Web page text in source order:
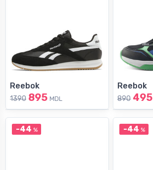
Reebok
1390 895 MDL
Reebok
890 495
-44 % -44 %